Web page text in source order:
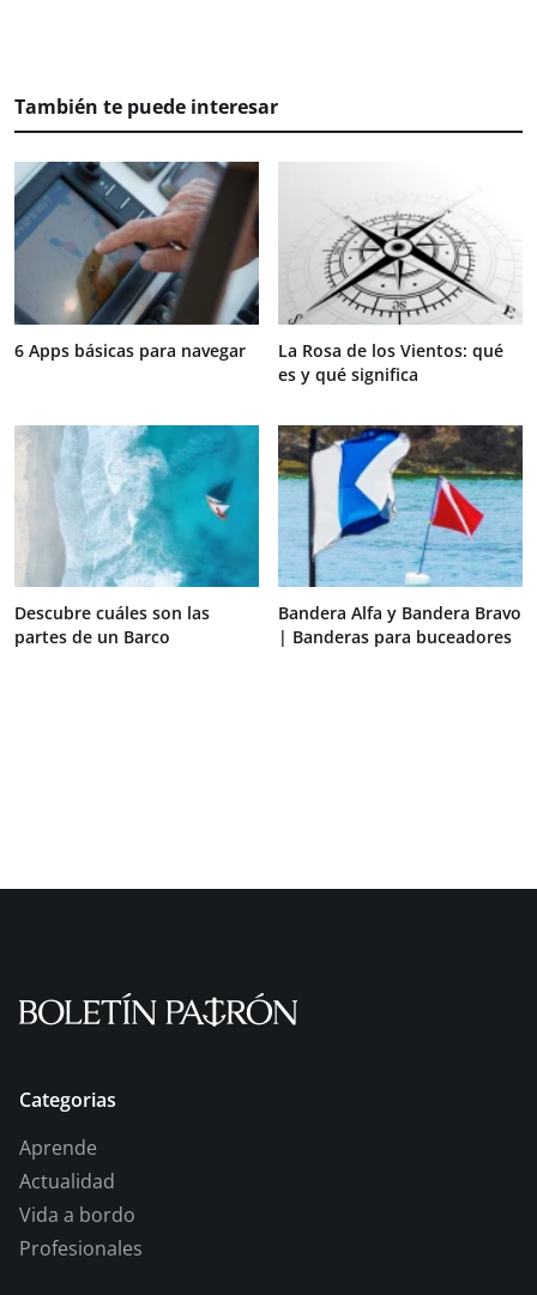
También te puede interesar
6 Apps básicas para navegar
La Rosa de los Vientos: qué
es y qué significa
Descubre cuáles son las
partes de un Barco
Bandera Alfa y Bandera Bravo
| Banderas para buceadores
Categorias
Aprende
Actualidad
Vida a bordo
Profesionales